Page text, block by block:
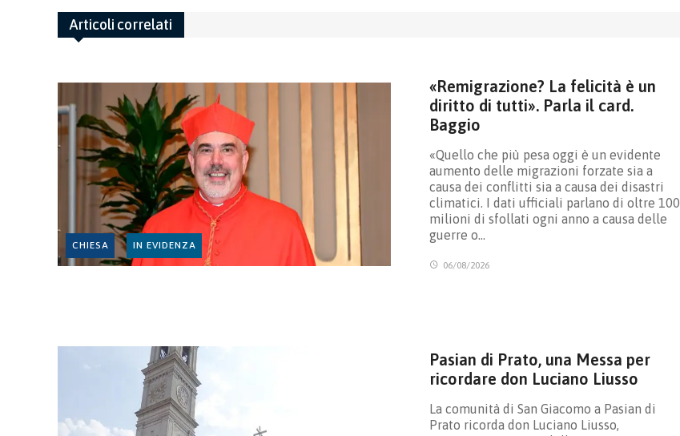
Articoli correlati
CHIESA IN EVIDENZA
«Remigrazione? La felicità è un
diritto di tutti». Parla il card.
Baggio
«Quello che più pesa oggi è un evidente
aumento delle migrazioni forzate sia a
causa dei conflitti sia a causa dei disastri
climatici. I dati ufficiali parlano di oltre 100
milioni di sfollati ogni anno a causa delle
guerre o…
06/08/2026
Pasian di Prato, una Messa per
ricordare don Luciano Liusso
La comunità di San Giacomo a Pasian di
Prato ricorda don Luciano Liusso,